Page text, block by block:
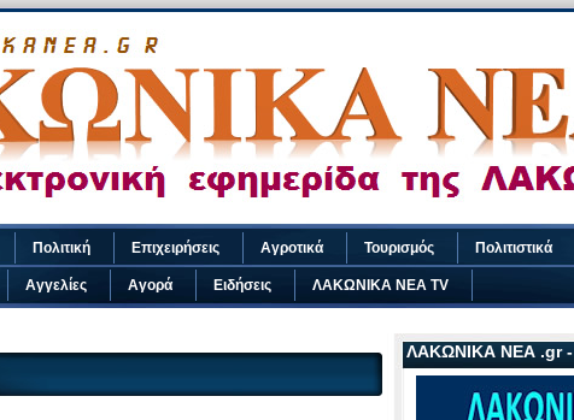
ΛΑΚΩΝΙΚΑ ΝΕΑ .gr -
Πολιτική Επιχειρήσεις Αγροτικά Τουρισμός Πολιτιστικά
Αγγελίες Αγορά Ειδήσεις ΛΑΚΩΝΙΚΑ ΝΕΑ TV